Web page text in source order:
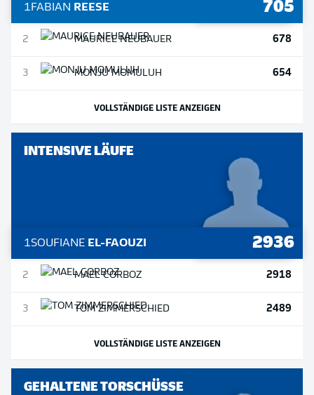
1FABIAN REESE 705
2 MAURICENEUBAUER 678
3 MONJUMOMULUH 654
VOLLSTÄNDIGE LISTE ANZEIGEN
INTENSIVE LÄUFE
1SOUFIANE EL-FAOUZI 2936
2 MAELCORBOZ 2918
3 TOMZIMMERSCHIED 2489
VOLLSTÄNDIGE LISTE ANZEIGEN
GEHALTENE TORSCHÜSSE